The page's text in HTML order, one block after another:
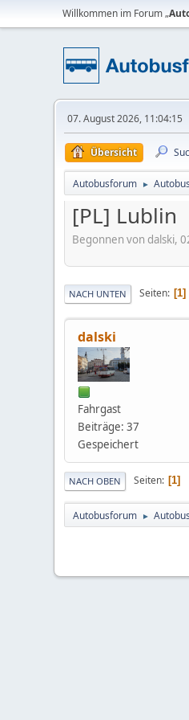
Willkommen im Forum „
07. August 2026, 11:04:15
Übersicht
Autobusforum ►
[PL] Lublin
Begonnen von dalski,
NACH UNTEN Seiten 1
dalski
Fahrgast
Beiträge: 37
Gespeichert
NACH OBEN Seiten 1
Autobusforum ►